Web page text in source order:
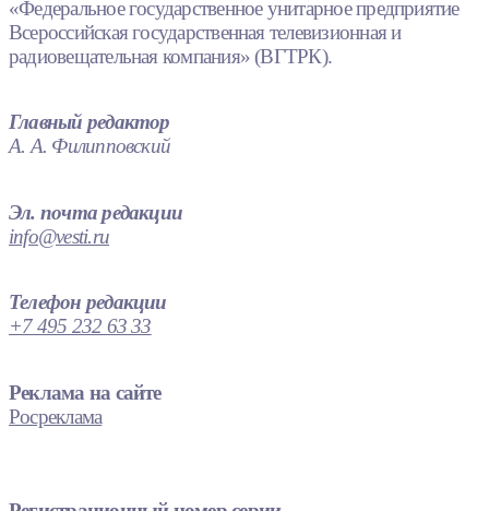
«Федеральное государственное унитарное предприятие
Всероссийская государственная телевизионная и
радиовещательная компания» (ВГТРК).
Главный редактор
А. А. Филипповский
Эл. почта редакции
info@vesti.ru
Телефон редакции
+7 495 232 63 33
Реклама на сайте
Росреклама